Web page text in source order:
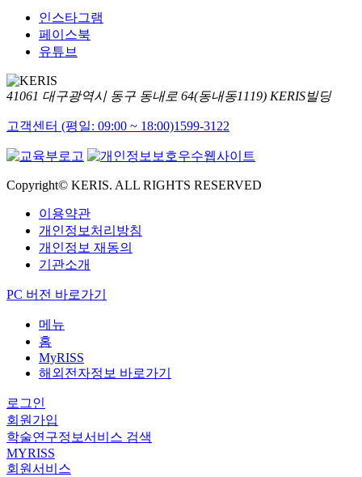
인스타그램
페이스북
유튜브
41061 대구광역시 동구 동내로 64(동내동1119) KERIS빌딩
고객센터 (평일: 09:00 ~ 18:00)1599-3122
Copyright© KERIS. ALL RIGHTS RESERVED
이용약관
개인정보처리방침
개인정보 재동의
기관소개
PC 버전 바로가기
메뉴
홈
MyRISS
해외전자정보 바로가기
로그인
회원가입
학술연구정보서비스 검색
MYRISS
회원서비스